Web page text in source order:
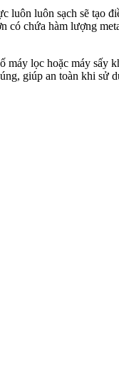
luôn sạch sẽ tạo
chứa hàm lượng
lọc hoặc máy sấy
giúp an toàn khi sử